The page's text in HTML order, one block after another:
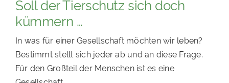
FÖRDERN & VERERBEN
KOOPERATIONEN
4KIDS
TIERHEIMTIERE
Soll der Tierschutz sich doch
kümmern …
In was für einer Gesellschaft möchten wir leben?
Bestimmt stellt sich jeder ab und an diese Frage.
Für den Großteil der Menschen ist es eine